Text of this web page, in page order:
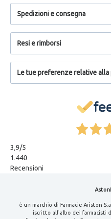
Spedizioni e consegna
Resi e rimborsi
Le tue preferenze relative alla
3,9/5
1.440
Recensioni
è un marchio di Farmacie Ariston
iscritto all'albo dei farmacisti